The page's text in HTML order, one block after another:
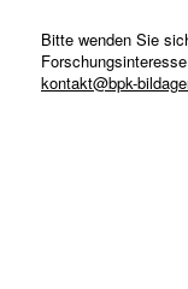
Bitte wenden Sie
kontakt@bpk-